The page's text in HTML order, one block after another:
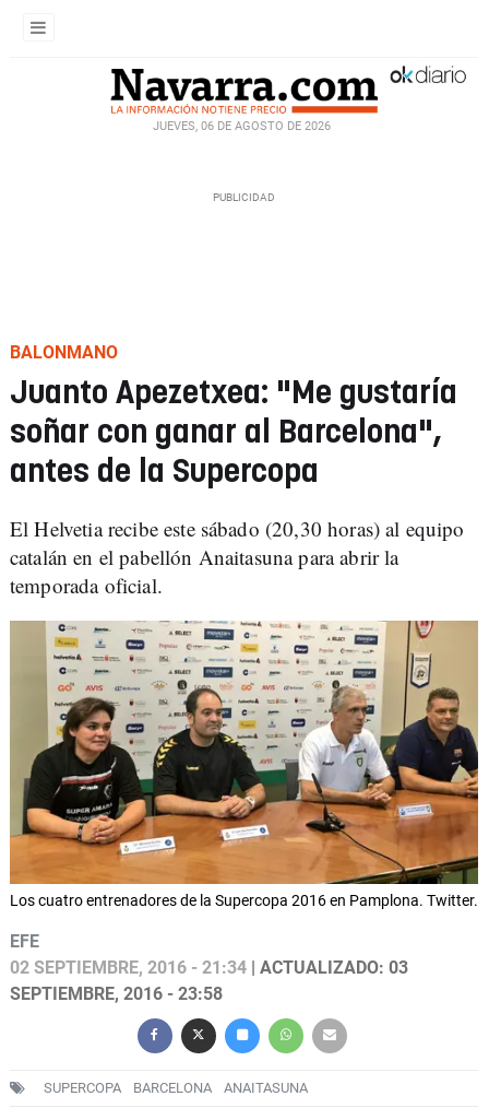
JUEVES, 06 DE AGOSTO DE 2026
BALONMANO
Juanto Apezetxea: "Me gustaría
soñar con ganar al Barcelona",
antes de la Supercopa
El Helvetia recibe este sábado (20,30 horas) al equipo
catalán en el pabellón Anaitasuna para abrir la
temporada oficial.
Los cuatro entrenadores de la Supercopa 2016 en Pamplona. Twitter.
EFE
02 SEPTIEMBRE, 2016 - 21:34 | ACTUALIZADO: 03
SEPTIEMBRE, 2016 - 23:58
SUPERCOPA BARCELONA ANAITASUNA